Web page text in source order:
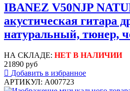
IBANEZ V50NJP
акустическая гитара
натуральный, тюнер,
НА СКЛАДЕ: НЕТ В НАЛИЧИИ
21890 руб
Добавить в избранное
АРТИКУЛ: A007723